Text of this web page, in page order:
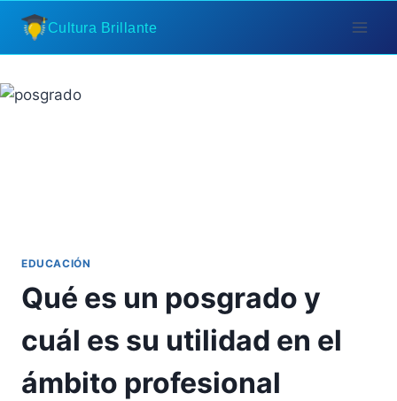
Saltar
contenido
Cultura Brillante
EDUCACIÓN
Qué es un posgrado y
cuál es su utilidad en el
ámbito profesional